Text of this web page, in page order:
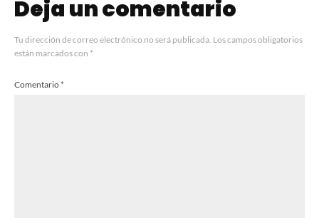
Deja un comentario
Tu dirección de correo electrónico no será publicada. Los campos obligatorios
están marcados con *
Comentario*